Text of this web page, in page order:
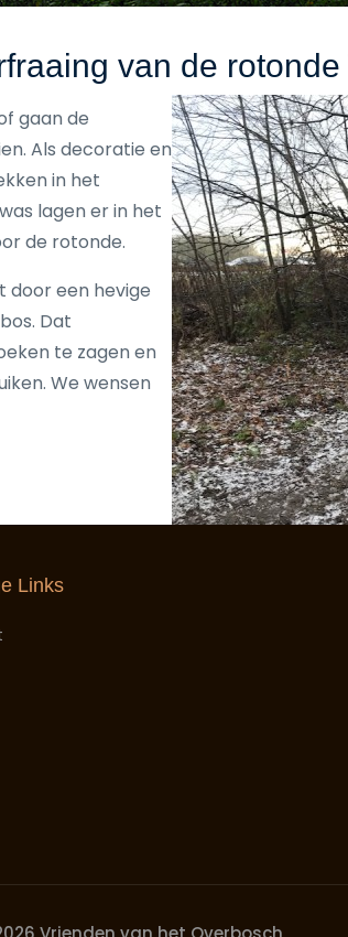
van de
gaan de
Als decoratie en
in het
lagen er in het
de rotonde.
door een hevige
Dat
te zagen en
We wensen
Links